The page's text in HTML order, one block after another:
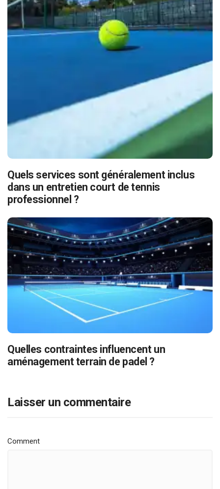
Quels services sont généralement inclus
dans un entretien court de tennis
professionnel ?
Quelles contraintes influencent un
aménagement terrain de padel ?
Laisser un commentaire
Comment